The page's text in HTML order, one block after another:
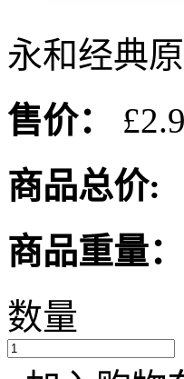
永和经典
售价：
商品总价:
商品重量：
数量